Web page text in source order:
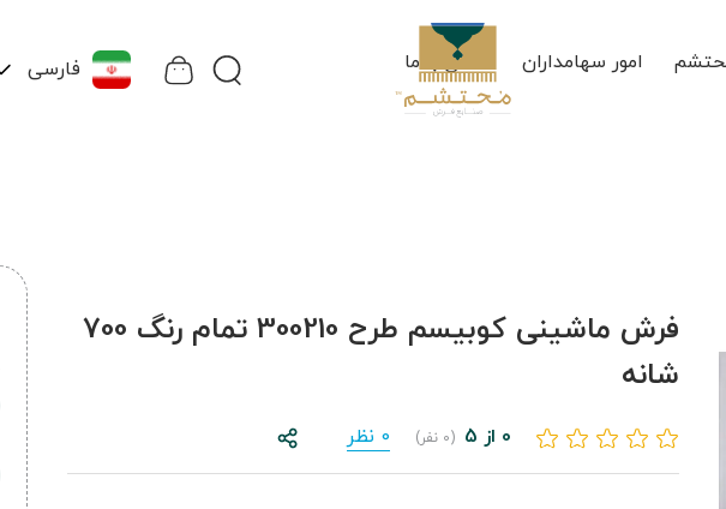
امور سهامداران تماس با ما فارسی
فرش ماشینی کوبیسم طرح 300210 تمام رنگ 700
شانه
0 از 5 (0 نفر) 0 نظر